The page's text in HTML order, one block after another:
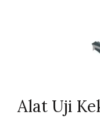
Alat Uji